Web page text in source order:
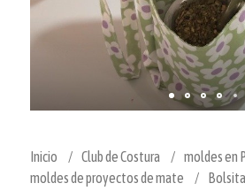
Inicio Club de Costura
moldes en
moldes de proyectos de mate